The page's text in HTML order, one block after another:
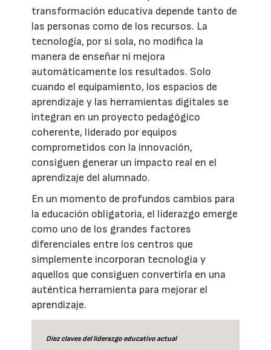
transformación educativa depende tanto de
las personas como de los recursos. La
tecnología, por sí sola, no modifica la
manera de enseñar ni mejora
automáticamente los resultados. Solo
cuando el equipamiento, los espacios de
aprendizaje y las herramientas digitales se
integran en un proyecto pedagógico
coherente, liderado por equipos
comprometidos con la innovación,
consiguen generar un impacto real en el
aprendizaje del alumnado.
En un momento de profundos cambios para
la educación obligatoria, el liderazgo emerge
como uno de los grandes factores
diferenciales entre los centros que
simplemente incorporan tecnología y
aquellos que consiguen convertirla en una
auténtica herramienta para mejorar el
aprendizaje.
Diez claves del liderazgo educativo actual